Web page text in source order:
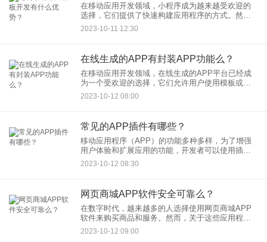
在移动应用开发领域，小程序成为越来越受欢迎的
选择，它们提供了快速构建应用程序的方式。然
而，在开发小程序时，您面临一个重要的决策：是
选择定制开发还是使用现成的模板？本文将探讨定
2023-10-11 12:30
在线生成的APP有封装APP功能么？
在移动应用开发领域，在线生成的APP平台已经成
为一个受欢迎的选择，它们允许用户使用模板或自
定义选项创建移动应用程序。封装APP功能通常是
一种通过将现有网站或在线内容包装成移动应用的
2023-10-12 08:00
常见的APP插件有哪些？
移动应用程序（APP）的功能多种多样，为了增强
用户体验和扩展应用的功能，开发者可以使用插件
或扩展模块。这些插件允许应用程序实现各种功
能，从社交媒体分享到支付处理，以及地图导航等
2023-10-12 08:30
网页商城APP软件安全可靠么？
在数字时代，越来越多的人选择使用网页商城APP
软件来购买商品和服务。然而，关于这些应用程序
的安全性和可靠性问题一直备受关注。本文将深入
探讨网页商城APP软件的安全性和可靠性，以及用
2023-10-12 09:00